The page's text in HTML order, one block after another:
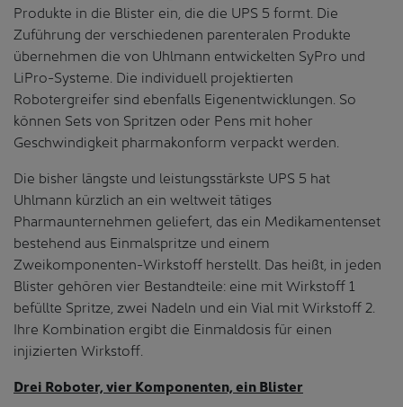
Produkte in die Blister ein, die die UPS 5 formt. Die
Zuführung der verschiedenen parenteralen Produkte
übernehmen die von Uhlmann entwickelten SyPro und
LiPro-Systeme. Die individuell projektierten
Robotergreifer sind ebenfalls Eigenentwicklungen. So
können Sets von Spritzen oder Pens mit hoher
Geschwindigkeit pharmakonform verpackt werden.
Die bisher längste und leistungsstärkste UPS 5 hat
Uhlmann kürzlich an ein weltweit tätiges
Pharmaunternehmen geliefert, das ein Medikamentenset
bestehend aus Einmalspritze und einem
Zweikomponenten-Wirkstoff herstellt. Das heißt, in jeden
Blister gehören vier Bestandteile: eine mit Wirkstoff 1
befüllte Spritze, zwei Nadeln und ein Vial mit Wirkstoff 2.
Ihre Kombination ergibt die Einmaldosis für einen
injizierten Wirkstoff.
Drei Roboter, vier Komponenten, ein Blister